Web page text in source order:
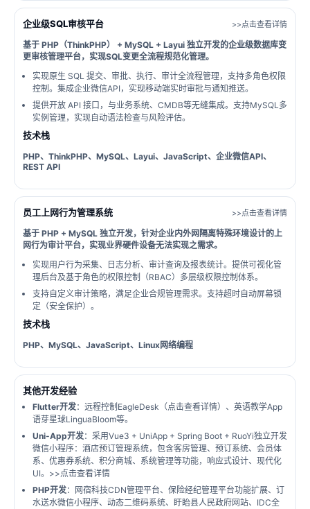
企业级SQL审核平台 >>点击查看详情
基于 PHP（ThinkPHP） + MySQL + Layui 独立开发的企业级数据库变
更审核管理平台，实现SQL变更全流程规范化管理。
实现原生 SQL 提交、审批、执行、审计全流程管理，支持多角色权限
控制。集成企业微信API，实现移动端实时审批与通知推送。
提供开放 API 接口，与业务系统、CMDB等无缝集成。支持MySQL多
实例管理，实现自动语法检查与风险评估。
技术栈
PHP、ThinkPHP、MySQL、Layui、JavaScript、企业微信API、
REST API
员工上网行为管理系统 >>点击查看详情
基于 PHP + MySQL 独立开发，针对企业内外网隔离特殊环境设计的上
网行为审计平台，实现业界硬件设备无法实现之需求。
实现用户行为采集、日志分析、审计查询及报表统计。提供可视化管
理后台及基于角色的权限控制（RBAC）多层级权限控制体系。
支持自定义审计策略，满足企业合规管理需求。支持超时自动屏幕锁
定（安全保护）。
技术栈
PHP、MySQL、JavaScript、Linux网络编程
其他开发经验
Flutter开发： 远程控制EagleDesk（点击查看详情） 、英语教学App
语芽星球LinguaBloom等。
Uni-App开发：采用Vue3 + UniApp + Spring Boot + RuoYi独立开发
微信小程序：酒店预订管理系统，包含客房管理、预订系统、会员体
系、优惠券系统、积分商城、系统管理等功能，响应式设计、现代化
UI。 >>点击查看详情
PHP开发：网宿科技CDN管理平台、保险经纪管理平台功能扩展、订
水送水微信小程序、动态二维码系统、盱眙县人民政府网站、IDC全